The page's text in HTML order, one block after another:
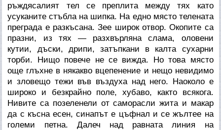
ръждясалият тел се преплита между тях като
усуканите стъбла на шипка. На едно място телената
преграда е разкъсана. Зее широк отвор. Окопите са
празни, из тях — разхвърляна слама, оловени
кутии, дъски, дрипи, затъпкани в калта сухарни
торби. Нищо повече не се вижда. Но това място
още глъхне в някакво вцепенение и нещо невидимо
и зловещо тежи във въздуха над него. Наоколо е
широко и безкрайно поле, хубаво, както всякога.
Нивите са позеленели от саморасли жита и макар
да с късна есен, синапът е цъфнал и се жълтее на
големи петна. Далеч над равната линия на